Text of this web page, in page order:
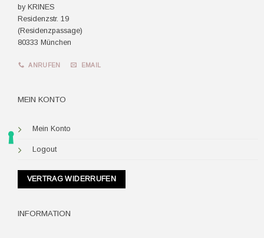
by KRINES
Residenzstr. 19
(Residenzpassage)
80333 München
ANRUFEN EMAIL
MEIN KONTO
Mein Konto
Logout
VERTRAG WIDERRUFEN
INFORMATION